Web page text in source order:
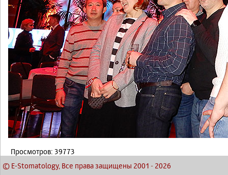
Просмотров: 39773
© E-Stomatology, Все права защищены 2001 - 2026